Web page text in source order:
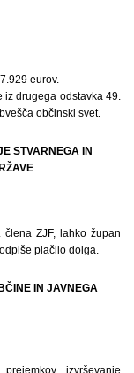
eurov.
drugega odstavka 49.
občinski svet.
STVARNEGA IN
ZJF, lahko župan
plačilo dolga.
IN JAVNEGA
izvrševanje